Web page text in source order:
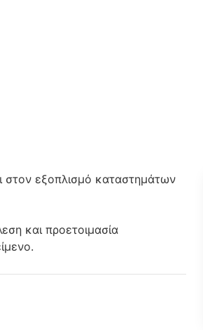
στον εξοπλισμό καταστημάτων
και προετοιμασία